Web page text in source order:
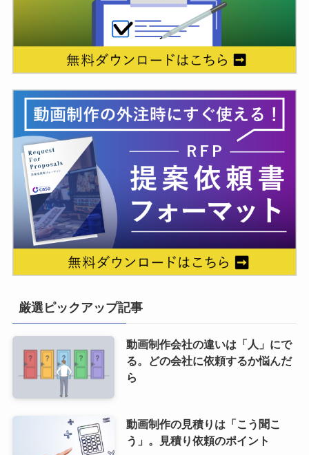
厳選ピックアップ記事
動画制作会社の違いは「人」にで
る。どの会社に依頼するか悩んだ
ら
動画制作の見積りは「こう聞こ
う」。見積り依頼のポイント